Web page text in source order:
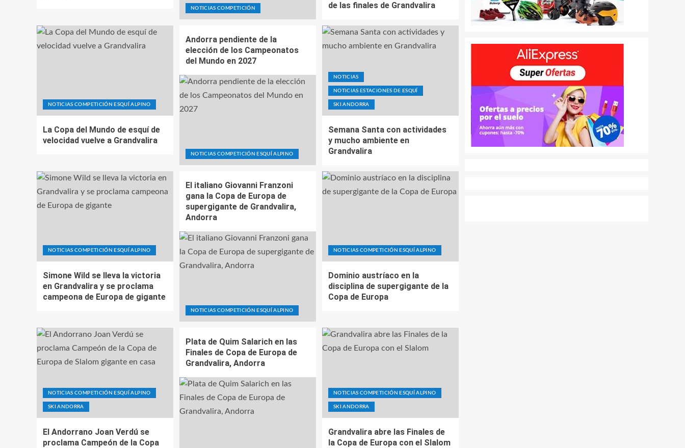
NOTICIAS COMPETICIÓN
de las finales de Grandvalira
NOTICIAS COMPETICIÓN ESQUÍ ALPINO
La Copa del Mundo de esquí de
velocidad vuelve a Grandvalira
NOTICIAS COMPETICIÓN ESQUÍ ALPINO
Andorra pendiente de la
elección de los Campeonatos
del Mundo en 2027
NOTICIAS
NOTICIAS ESTACIONES DE ESQUÍ
SKI ANDORRA
Semana Santa con actividades
y mucho ambiente en
Grandvalira
NOTICIAS COMPETICIÓN ESQUÍ ALPINO
Simone Wild se lleva la victoria
en Grandvalira y se proclama
campeona de Europa de gigante
NOTICIAS COMPETICIÓN ESQUÍ ALPINO
El italiano Giovanni Franzoni
gana la Copa de Europa de
supergigante de Grandvalira,
Andorra
NOTICIAS COMPETICIÓN ESQUÍ ALPINO
Dominio austríaco en la
disciplina de supergigante de la
Copa de Europa
NOTICIAS COMPETICIÓN ESQUÍ ALPINO
SKI ANDORRA
El Andorrano Joan Verdú se
proclama Campeón de la Copa
Plata de Quim Salarich en las
Finales de Copa de Europa de
Grandvalira, Andorra
NOTICIAS COMPETICIÓN ESQUÍ ALPINO
SKI ANDORRA
Grandvalira abre las Finales de
la Copa de Europa con el Slalom